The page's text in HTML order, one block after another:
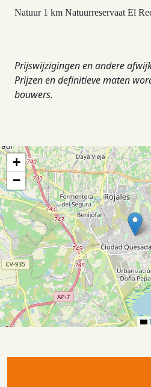
Natuur 1 km Natuurreservaat El
Prijswijzigingen en andere
Prijzen en definitieve maten
bouwers.
+
−